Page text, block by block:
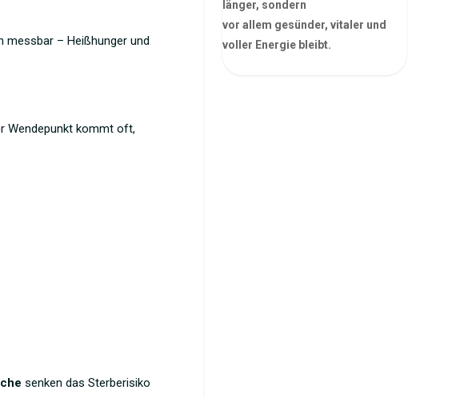
messbar – Heißhunger und
Wendepunkt kommt oft,
senken das Sterberisiko
länger, sondern
vor allem gesünder, vitaler und
voller Energie bleibt.